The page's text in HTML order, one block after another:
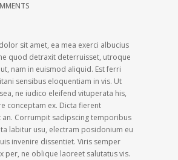
sit amet, ea mea exerci albucius
quod detraxit deterruisset, utroque
nam in euismod aliquid. Est ferri
sensibus eloquentiam in vis. Ut
ne iudico eleifend vituperata his,
conceptam ex. Dicta fierent
Corrumpit sadipscing temporibus
labitur usu, electram posidonium eu
invenire dissentiet. Viris semper
per, ne oblique laoreet salutatus vis.